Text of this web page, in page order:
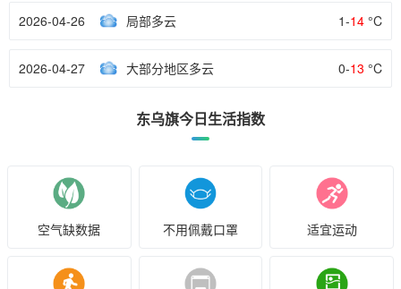
2026-04-26 局部多云 1-14 °C
2026-04-27 大部分地区多云 0-13 °C
东乌旗今日生活指数
空气缺数据 不用佩戴口罩 适宜运动